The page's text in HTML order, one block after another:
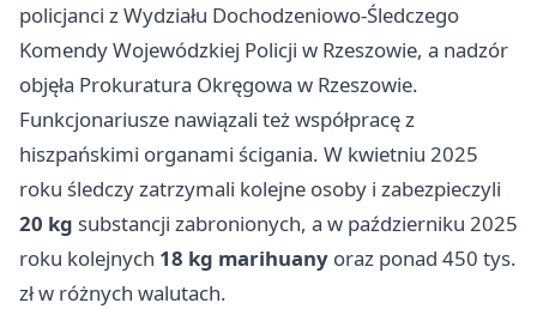
policjanci z Wydziału Dochodzeniowo-Śledczego
Komendy Wojewódzkiej Policji w Rzeszowie, a nadzór
objęła Prokuratura Okręgowa w Rzeszowie.
Funkcjonariusze nawiązali też współpracę z
hiszpańskimi organami ścigania. W kwietniu 2025
roku śledczy zatrzymali kolejne osoby i zabezpieczyli
20 kg substancji zabronionych, a w październiku 2025
roku kolejnych 18 kg marihuany oraz ponad 450 tys.
zł w różnych walutach.